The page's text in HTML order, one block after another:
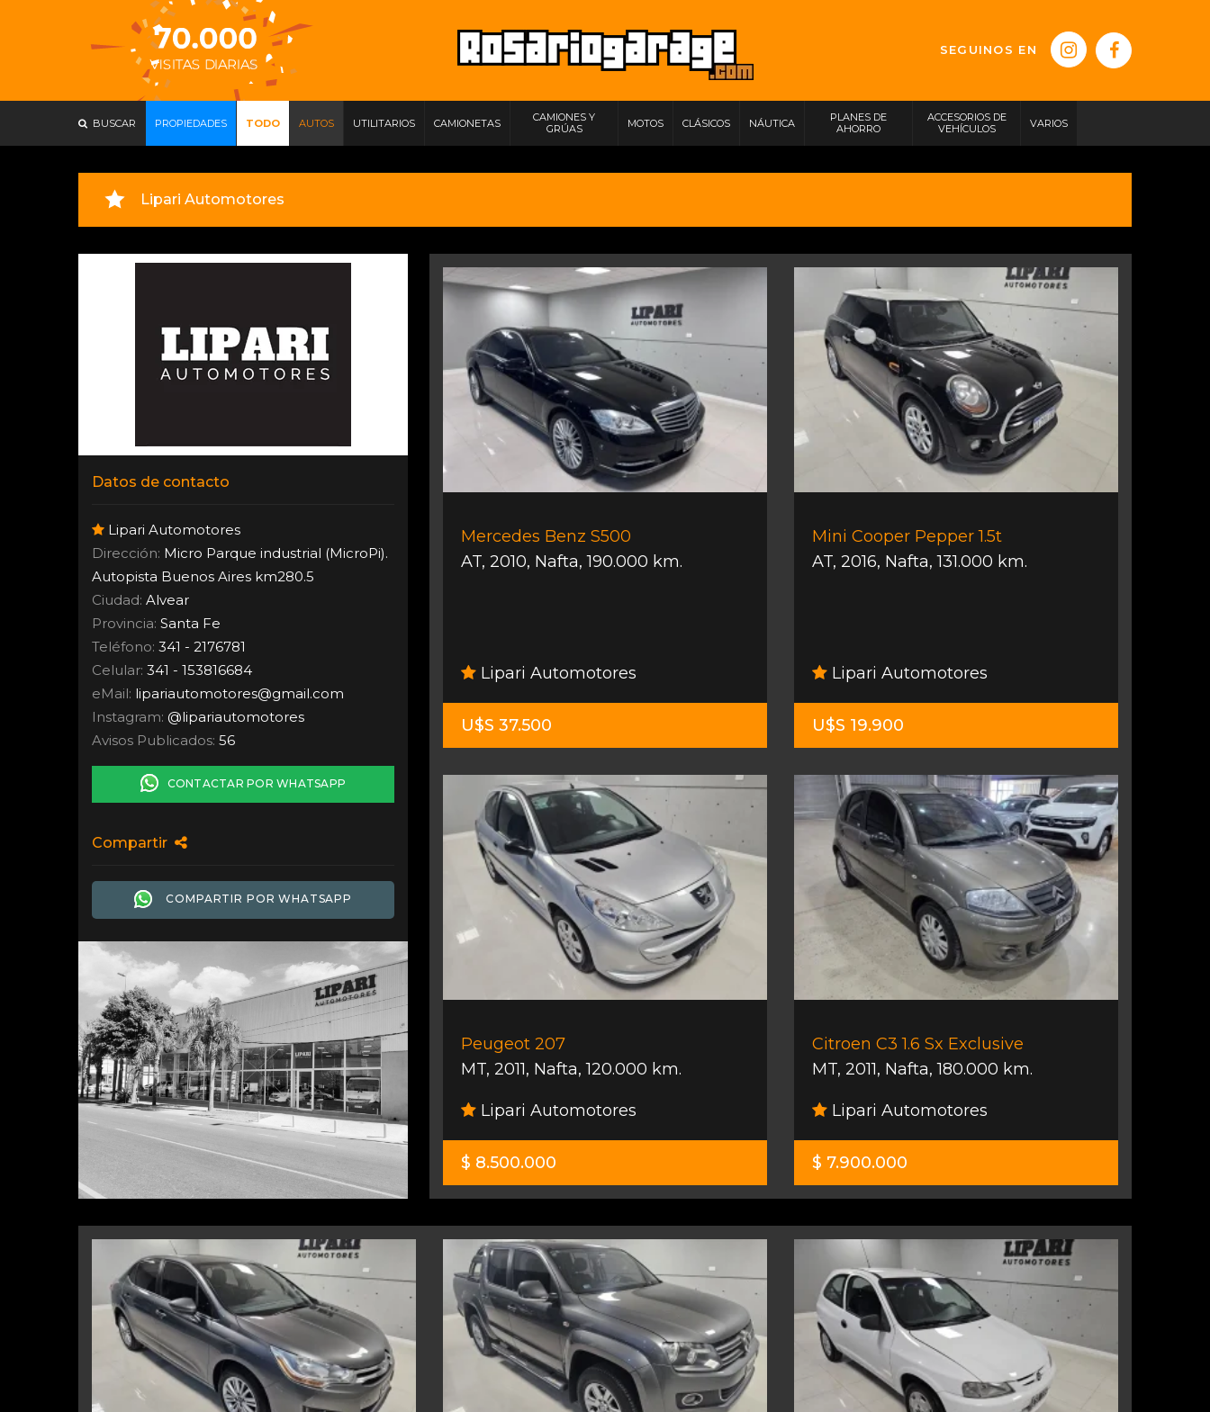
SEGUINOS EN
BUSCAR PROPIEDADES TODO AUTOS UTILITARIOS CAMIONETAS
CAMIONES Y
GRÚAS
MOTOS CLÁSICOS NÁUTICA
PLANES DE
AHORRO
ACCESORIOS DE
VEHÍCULOS
VARIOS
Lipari Automotores
Datos de contacto
Lipari Automotores
Dirección: Micro Parque industrial (MicroPi).
Autopista Buenos Aires km280.5
Ciudad: Alvear
Provincia: Santa Fe
Teléfono: 341 - 2176781
Celular: 341 - 153816684
eMail: lipariautomotores@gmail.com
Instagram: @lipariautomotores
Avisos Publicados: 56
CONTACTAR POR WHATSAPP
Compartir
COMPARTIR POR WHATSAPP
Mercedes Benz S500
AT, 2010, Nafta,190.000 km.
Lipari Automotores
U$S 37.500
Mini Cooper Pepper 1.5t
AT, 2016, Nafta,131.000 km.
Lipari Automotores
U$S 19.900
Peugeot 207
MT, 2011, Nafta,120.000 km.
Lipari Automotores
$ 8.500.000
Citroen C3 1.6 Sx Exclusive
MT, 2011, Nafta,180.000 km.
Lipari Automotores
$ 7.900.000